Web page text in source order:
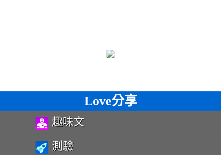
Love分享
趣味文
測驗